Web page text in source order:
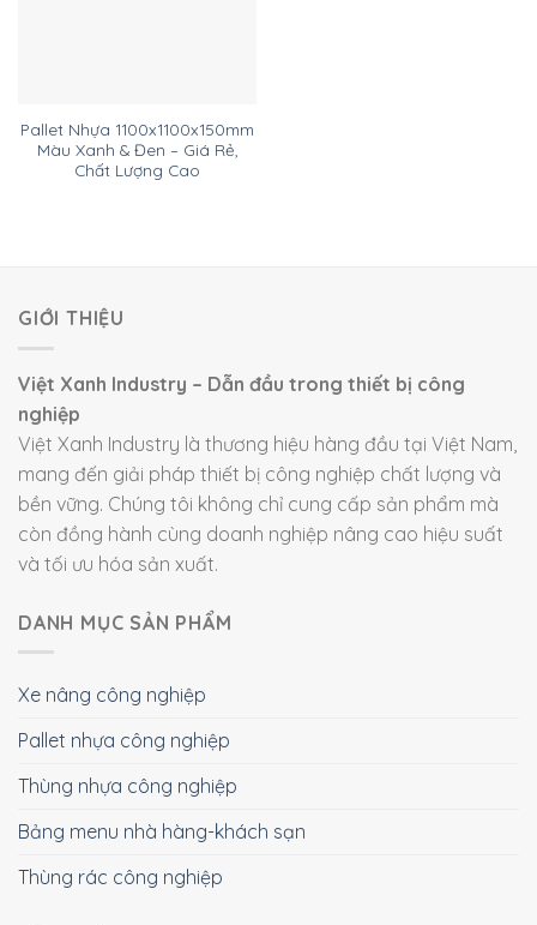
Pallet Nhựa 1100x1100x150mm
Màu Xanh & Đen – Giá Rẻ,
Chất Lượng Cao
GIỚI THIỆU
Việt Xanh Industry – Dẫn đầu trong thiết bị công
nghiệp
Việt Xanh Industry là thương hiệu hàng đầu tại Việt Nam,
mang đến giải pháp thiết bị công nghiệp chất lượng và
bền vững. Chúng tôi không chỉ cung cấp sản phẩm mà
còn đồng hành cùng doanh nghiệp nâng cao hiệu suất
và tối ưu hóa sản xuất.
DANH MỤC SẢN PHẨM
Xe nâng công nghiệp
Pallet nhựa công nghiệp
Thùng nhựa công nghiệp
Bảng menu nhà hàng-khách sạn
Thùng rác công nghiệp